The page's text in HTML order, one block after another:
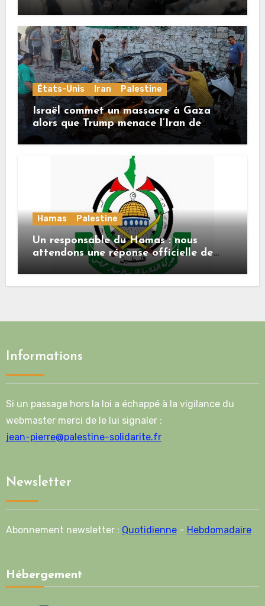
États-Unis Iran Palestine
Israël commet un massacre à Gaza
alors que Trump menace l’Iran de
«décapitation»
Hamas Palestine
Un responsable du Hamas : nous
attendons une réponse officielle de
Mladenov concernant la feuille de
route de la deuxième phase de l’accord
Informations
Si un passage hors la loi a échappé à la vigilance du
webmaster merci de le lui signaler :
jean-pierre@palestine-solidarite.fr
Newsletter
Abonnement newsletter : Quotidienne– Hebdomadaire
Hébergement